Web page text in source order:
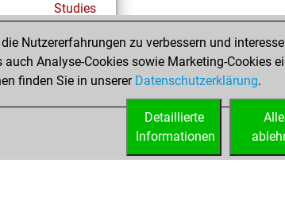
Studies
Fritz
Nutzererfahrungen zu verbessern und
Analyse-Cookies sowie Marketing-Cookies
finden Sie in unserer Datenschutzerklärung.
Detaillierte
Informationen